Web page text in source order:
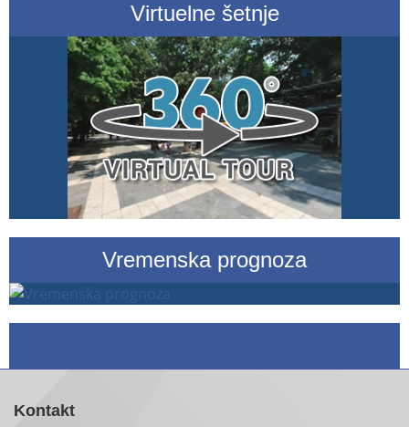
Virtuelne šetnje
Vremenska prognoza
Kontakt